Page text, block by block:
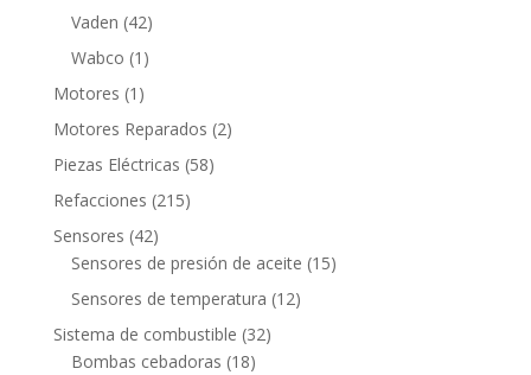
productos
Vaden 4242
productos
Wabco 1 1
producto
Motores 1 1
producto
Motores Reparados 22
Piezas Eléctricas 5858
Refacciones 215215
Sensores 4242
productos
Sensores de presión de aceite 1515
Sensores de temperatura 1212
Sistema de combustible 3232
Bombas cebadoras 1818